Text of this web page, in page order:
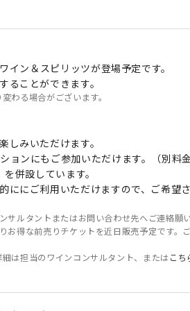
ン＆スピリッツが登場予定です。
ることができます。
わる場合がございます。
しみいただけます。
ョンにもご参加いただけます。（別料
併設しています。
ににご利用いただけますので、ご希望
ルタントまたはお問い合わせ先へご連絡願
得な前売りチケットを近日販売予定です。
は担当のワインコンサルタント、または こち